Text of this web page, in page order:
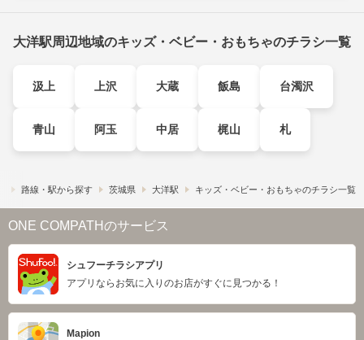
大洋駅周辺地域のキッズ・ベビー・おもちゃのチラシ一覧
汲上 上沢 大蔵 飯島 台濁沢
青山 阿玉 中居 梶山 札
路線・駅から探す 茨城県 大洋駅 キッズ・ベビー・おもちゃのチラシ一覧
ONE COMPATHのサービス
シュフーチラシアプリ
アプリならお気に入りのお店がすぐに見つかる！
Mapion